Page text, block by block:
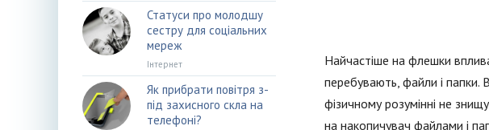
Найчастіше на флешки
перебувають, файли і папки.
фізичному розумінні не
на накопичувач файлами і
Статуси про молодшу
сестру для соціальних
мереж
Інтернет
Як прибрати повітря з-
під захисного скла на
телефоні?